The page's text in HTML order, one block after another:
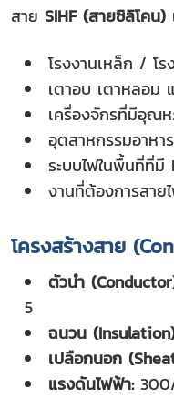
สายSIHF (สายซิลิโคน)
โรงงานเหล็ก / โ
เตาอบ เตาหลอม
เครื่องจักรที่มีอุณ
อุตสาหกรรมอาหา
ระบบไฟในพื้นที่ที่
งานที่ต้องการสาย
โครงสร้างสาย
ตัวนำ
5
ฉนวน
เปลือกนอก
แรงดันไฟฟ้า: